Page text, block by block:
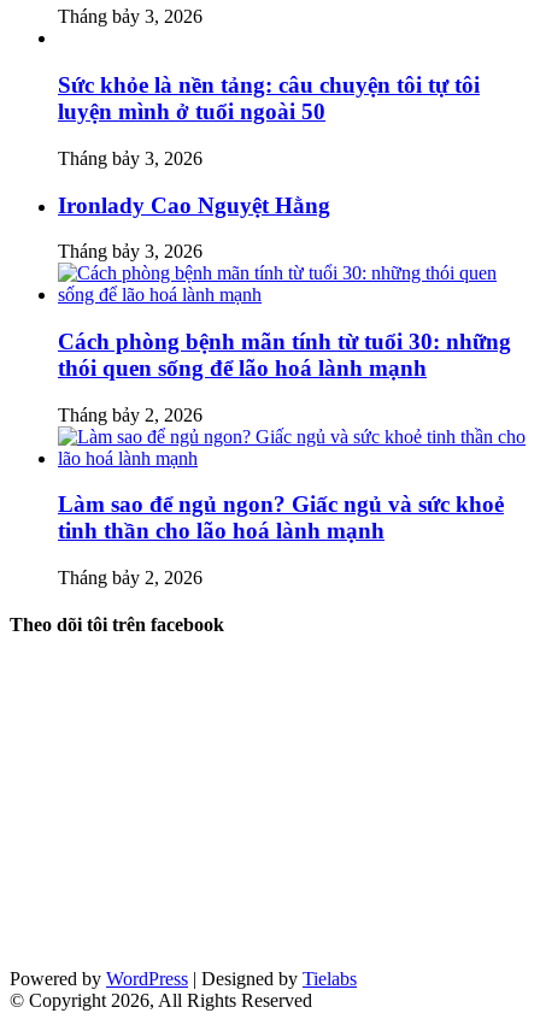
Tháng bảy 3, 2026
Sức khỏe là nền tảng: câu chuyện tôi tự tôi
luyện mình ở tuổi ngoài 50
Tháng bảy 3, 2026
Ironlady Cao Nguyệt Hằng
Tháng bảy 3, 2026
Cách phòng bệnh mãn tính từ tuổi 30: những
thói quen sống để lão hoá lành mạnh
Tháng bảy 2, 2026
Làm sao để ngủ ngon? Giấc ngủ và sức khoẻ
tinh thần cho lão hoá lành mạnh
Tháng bảy 2, 2026
Theo dõi tôi trên facebook
Powered by WordPress | Designed by Tielabs
© Copyright 2026, All Rights Reserved